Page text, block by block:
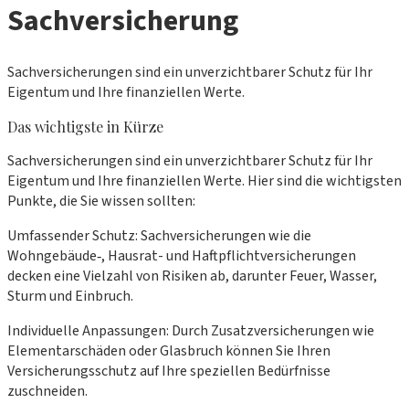
Sachversicherung
Sachversicherungen sind ein unverzichtbarer Schutz für Ihr
Eigentum und Ihre finanziellen Werte.
Das wichtigste in Kürze
Sachversicherungen sind ein unverzichtbarer Schutz für Ihr
Eigentum und Ihre finanziellen Werte. Hier sind die wichtigsten
Punkte, die Sie wissen sollten:
Umfassender Schutz: Sachversicherungen wie die
Wohngebäude‑, Hausrat- und Haftpflichtversicherungen
decken eine Vielzahl von Risiken ab, darunter Feuer, Wasser,
Sturm und Einbruch.
Individuelle Anpassungen: Durch Zusatzversicherungen wie
Elementarschäden oder Glasbruch können Sie Ihren
Versicherungsschutz auf Ihre speziellen Bedürfnisse
zuschneiden.